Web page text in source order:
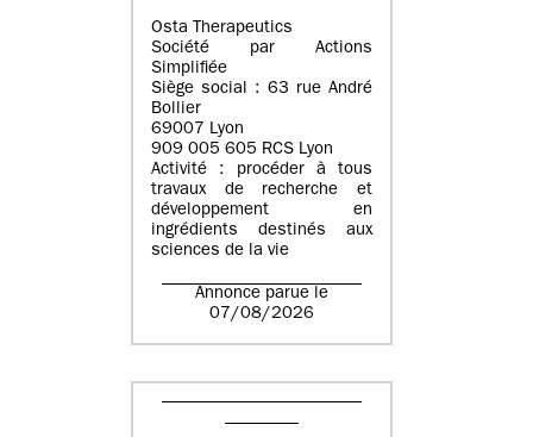
Osta Therapeutics
Société par Actions
Simplifiée
Siège social : 63 rue André
Bollier
69007 Lyon
909 005 605 RCS Lyon
Activité : procéder à tous
travaux de recherche et
développement en
ingrédients destinés aux
sciences de la vie
Annonce parue le
07/08/2026